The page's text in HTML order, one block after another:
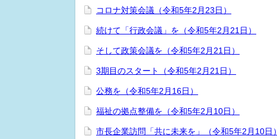
コロナ対策会議（令和5年2月23日）
続けて「行政会議」を（令和5年2月21日）
そして政策会議を（令和5年2月21日）
3期目のスタート（令和5年2月21日）
公務を（令和5年2月16日）
福祉の拠点整備を（令和5年2月10日）
市長企業訪問「共に未来を」（令和5年2月10日）